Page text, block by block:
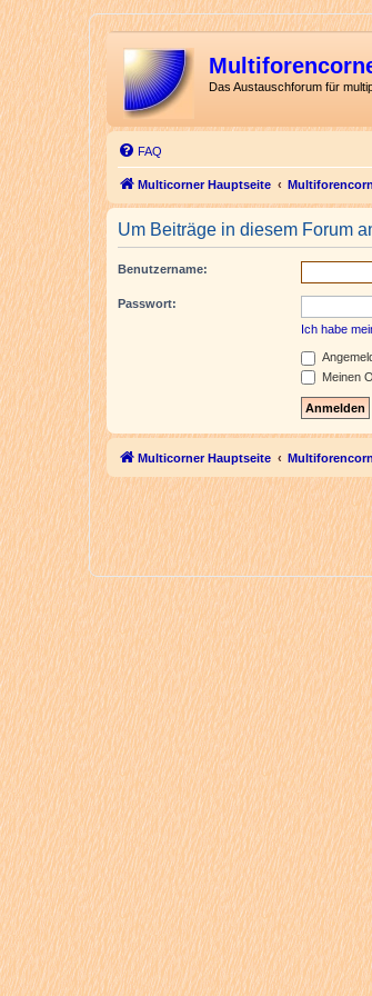
Das Austauschforum für
FAQ
Multicorner Hauptseite
Um Beiträge in diesem Forum
Benutzername:
Passwort:
Ich habe
Meinen
Multicorner Hauptseite